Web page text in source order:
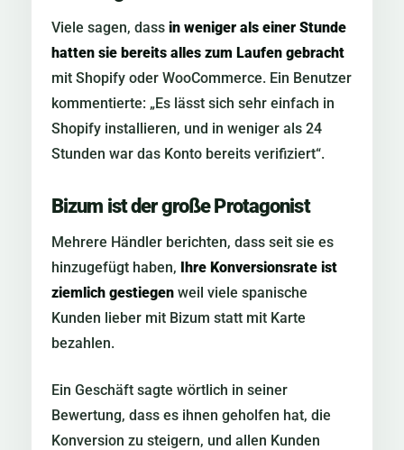
Viele sagen, dass in weniger als einer Stunde
hatten sie bereits alles zum Laufen gebracht
mit Shopify oder WooCommerce. Ein Benutzer
kommentierte: „Es lässt sich sehr einfach in
Shopify installieren, und in weniger als 24
Stunden war das Konto bereits verifiziert“.
Bizum ist der große Protagonist
Mehrere Händler berichten, dass seit sie es
hinzugefügt haben, Ihre Konversionsrate ist
ziemlich gestiegen weil viele spanische
Kunden lieber mit Bizum statt mit Karte
bezahlen.
Ein Geschäft sagte wörtlich in seiner
Bewertung, dass es ihnen geholfen hat, die
Konversion zu steigern, und allen Kunden